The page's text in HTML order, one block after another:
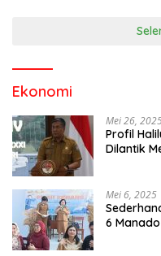
Ekonomi
Mei 26,
Profil
Dilantik
Mei 6, 2025
6